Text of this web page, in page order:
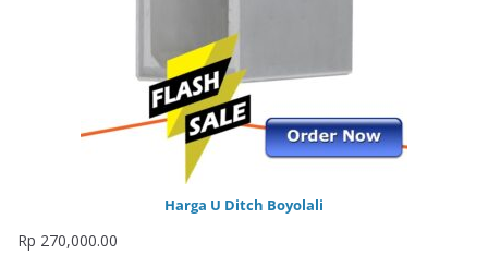
Harga U Ditch Boyolali
Rp 270,000.00